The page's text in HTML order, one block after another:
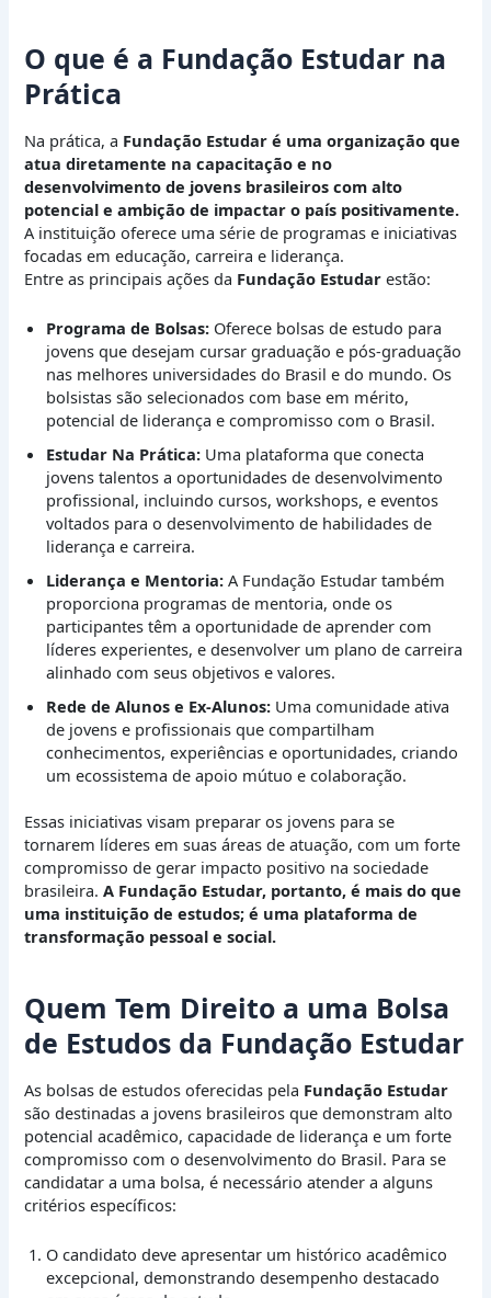
O que é a Fundação Estudar na
Prática
Na prática, a Fundação Estudar é uma organização que
atua diretamente na capacitação e no
desenvolvimento de jovens brasileiros com alto
potencial e ambição de impactar o país positivamente.
A instituição oferece uma série de programas e iniciativas
focadas em educação, carreira e liderança.
Entre as principais ações da Fundação Estudar estão:
Programa de Bolsas: Oferece bolsas de estudo para
jovens que desejam cursar graduação e pós-graduação
nas melhores universidades do Brasil e do mundo. Os
bolsistas são selecionados com base em mérito,
potencial de liderança e compromisso com o Brasil.
Estudar Na Prática: Uma plataforma que conecta
jovens talentos a oportunidades de desenvolvimento
profissional, incluindo cursos, workshops, e eventos
voltados para o desenvolvimento de habilidades de
liderança e carreira.
Liderança e Mentoria: A Fundação Estudar também
proporciona programas de mentoria, onde os
participantes têm a oportunidade de aprender com
líderes experientes, e desenvolver um plano de carreira
alinhado com seus objetivos e valores.
Rede de Alunos e Ex-Alunos: Uma comunidade ativa
de jovens e profissionais que compartilham
conhecimentos, experiências e oportunidades, criando
um ecossistema de apoio mútuo e colaboração.
Essas iniciativas visam preparar os jovens para se
tornarem líderes em suas áreas de atuação, com um forte
compromisso de gerar impacto positivo na sociedade
brasileira.A Fundação Estudar, portanto, é mais do que
uma instituição de estudos; é uma plataforma de
transformação pessoal e social.
Quem Tem Direito a uma Bolsa
de Estudos da Fundação Estudar
As bolsas de estudos oferecidas pela Fundação Estudar
são destinadas a jovens brasileiros que demonstram alto
potencial acadêmico, capacidade de liderança e um forte
compromisso com o desenvolvimento do Brasil. Para se
candidatar a uma bolsa, é necessário atender a alguns
critérios específicos:
O candidato deve apresentar um histórico acadêmico
excepcional, demonstrando desempenho destacado